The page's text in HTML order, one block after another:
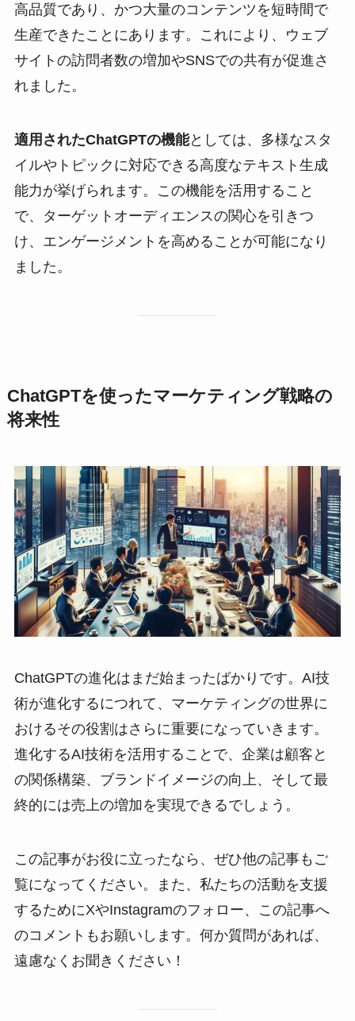
高品質であり、かつ大量のコンテンツを短時間で
生産できたことにあります。これにより、ウェブ
サイトの訪問者数の増加やSNSでの共有が促進さ
れました。
適用されたChatGPTの機能としては、多様なスタ
イルやトピックに対応できる高度なテキスト生成
能力が挙げられます。この機能を活用すること
で、ターゲットオーディエンスの関心を引きつ
け、エンゲージメントを高めることが可能になり
ました。
ChatGPTを使ったマーケティング戦略の
将来性
ChatGPTの進化はまだ始まったばかりです。AI技
術が進化するにつれて、マーケティングの世界に
おけるその役割はさらに重要になっていきます。
進化するAI技術を活用することで、企業は顧客と
の関係構築、ブランドイメージの向上、そして最
終的には売上の増加を実現できるでしょう。
この記事がお役に立ったなら、ぜひ他の記事もご
覧になってください。また、私たちの活動を支援
するためにXやInstagramのフォロー、この記事へ
のコメントもお願いします。何か質問があれば、
遠慮なくお聞きください！